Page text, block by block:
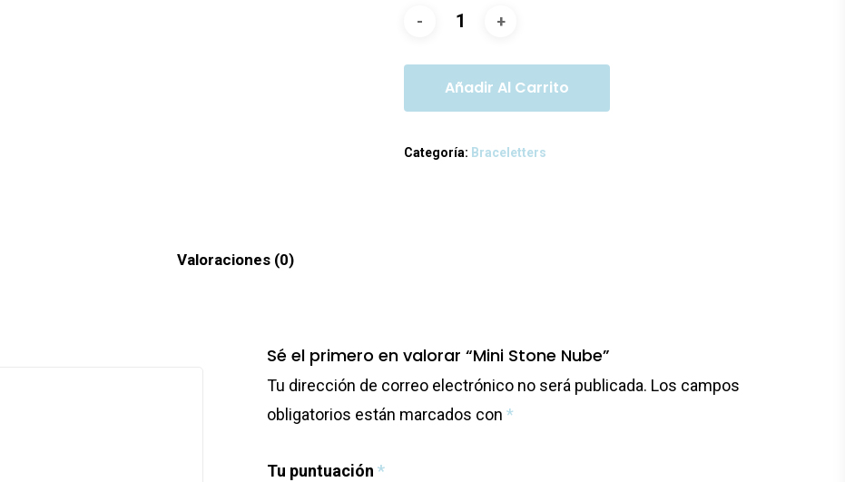
Añadir Al Carrito
Categoría: Braceletters
Valoraciones (0)
Sé el primero en valorar “Mini Stone Nube”
Tu dirección de correo electrónico no será publicada. Los campos
obligatorios están marcados con *
Tu puntuación *